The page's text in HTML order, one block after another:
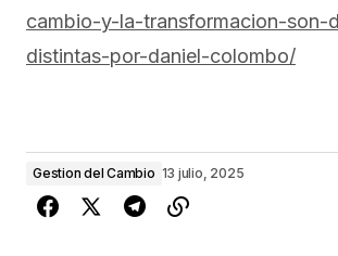
cambio-y-la-transformacion-son-
distintas-por-daniel-colombo/
Gestion del Cambio 13 julio, 2025